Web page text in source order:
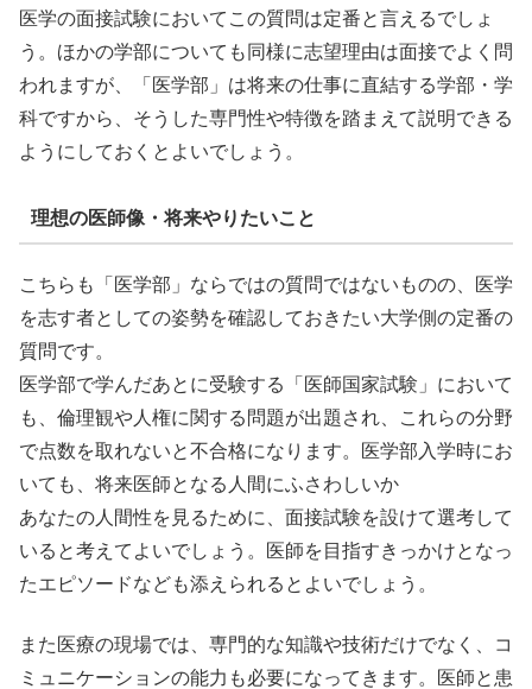
医学の面接試験においてこの質問は定番と言えるでしょ
う。ほかの学部についても同様に志望理由は面接でよく問
われますが、「医学部」は将来の仕事に直結する学部・学
科ですから、そうした専門性や特徴を踏まえて説明できる
ようにしておくとよいでしょう。
理想の医師像・将来やりたいこと
こちらも「医学部」ならではの質問ではないものの、医学
を志す者としての姿勢を確認しておきたい大学側の定番の
質問です。
医学部で学んだあとに受験する「医師国家試験」において
も、倫理観や人権に関する問題が出題され、これらの分野
で点数を取れないと不合格になります。医学部入学時にお
いても、将来医師となる人間にふさわしいか
あなたの人間性を見るために、面接試験を設けて選考して
いると考えてよいでしょう。医師を目指すきっかけとなっ
たエピソードなども添えられるとよいでしょう。
また医療の現場では、専門的な知識や技術だけでなく、コ
ミュニケーションの能力も必要になってきます。医師と患